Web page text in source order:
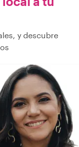
y descubre